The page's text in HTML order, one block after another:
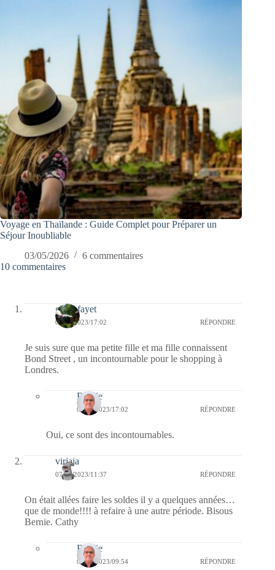
Voyage en Thaïlande : Guide Complet pour Préparer un
Séjour Inoubliable
03/05/2026
6 commentaires
10 commentaires
giselefayet
09/09/2023/17:02 RÉPONDRE
Je suis sure que ma petite fille et ma fille connaissent
Bond Street , un incontournable pour le shopping à
Londres.
Bernie
09/09/2023/17:02 RÉPONDRE
Oui, ce sont des incontournables.
virjaja
07/09/2023/11:37 RÉPONDRE
On était allées faire les soldes il y a quelques années…
que de monde!!!! à refaire à une autre période. Bisous
Bernie. Cathy
Bernie
08/09/2023/09:54 RÉPONDRE